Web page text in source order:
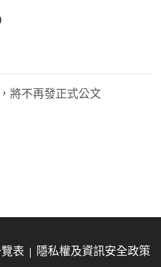
將不再發正式公文
表 隱私權及資訊安全政策